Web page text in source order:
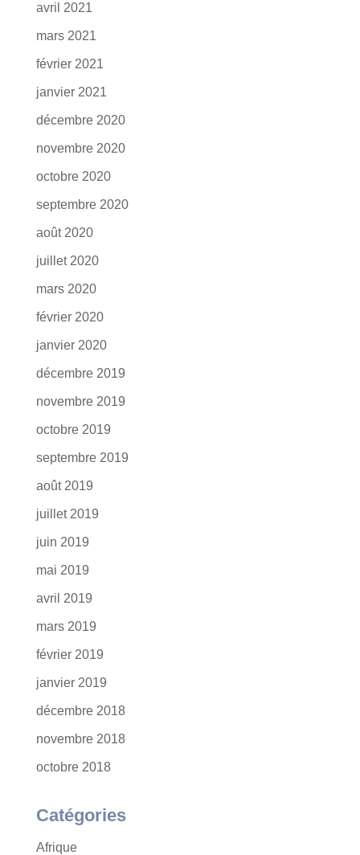
avril 2021
mars 2021
février 2021
janvier 2021
décembre 2020
novembre 2020
octobre 2020
septembre 2020
août 2020
juillet 2020
mars 2020
février 2020
janvier 2020
décembre 2019
novembre 2019
octobre 2019
septembre 2019
août 2019
juillet 2019
juin 2019
mai 2019
avril 2019
mars 2019
février 2019
janvier 2019
décembre 2018
novembre 2018
octobre 2018
Catégories
Afrique